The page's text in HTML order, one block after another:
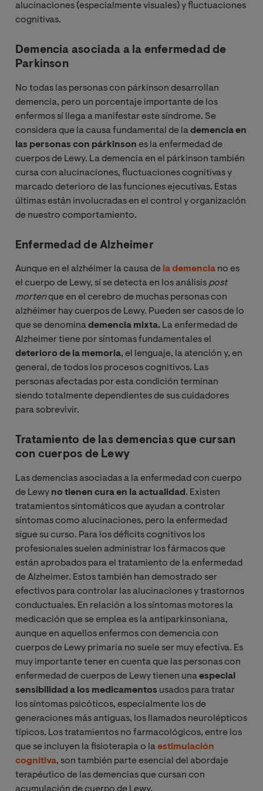
alucinaciones (especialmente visuales) y fluctuaciones
cognitivas.
Demencia asociada a la enfermedad de
Parkinson
No todas las personas con párkinson desarrollan
demencia, pero un porcentaje importante de los
enfermos sí llega a manifestar este síndrome. Se
considera que la causa fundamental de lademencia en
las personas con párkinson es la enfermedad de
cuerpos de Lewy. La demencia en el párkinson también
cursa con alucinaciones, fluctuaciones cognitivas y
marcado deterioro de las funciones ejecutivas. Estas
últimas están involucradas en el control y organización
de nuestro comportamiento.
Enfermedad de Alzheimer
Aunque en el alzhéimer la causa de la demencia no es
el cuerpo de Lewy, sí se detecta en los análisis post
mortenque en el cerebro de muchas personas con
alzhéimer hay cuerpos de Lewy. Pueden ser casos de lo
que se denominademencia mixta. La enfermedad de
Alzheimer tiene por síntomas fundamentales el
deterioro de la memoria, el lenguaje, la atención y, en
general, de todos los procesos cognitivos. Las
personas afectadas por esta condición terminan
siendo totalmente dependientes de sus cuidadores
para sobrevivir.
Tratamiento de las demencias que cursan
con cuerpos de Lewy
Las demencias asociadas a la enfermedad con cuerpo
de Lewy no tienen cura en la actualidad . Existen
tratamientos sintomáticos que ayudan a controlar
síntomas como alucinaciones, pero la enfermedad
sigue su curso. Para los déficits cognitivos los
profesionales suelen administrar los fármacos que
están aprobados para el tratamiento de la enfermedad
de Alzheimer. Estos también han demostrado ser
efectivos para controlar las alucinaciones y trastornos
conductuales. En relación a los síntomas motores la
medicación que se emplea es la antiparkinsoniana,
aunque en aquellos enfermos con demencia con
cuerpos de Lewy primaria no suele ser muy efectiva. Es
muy importante tener en cuenta que las personas con
enfermedad de cuerpos de Lewy tienen unaespecial
sensibilidad a los medicamentos usados para tratar
los síntomas psicóticos, especialmente los de
generaciones más antiguas, los llamados neurolépticos
típicos. Los tratamientos no farmacológicos, entre los
que se incluyen la fisioterapia o laestimulación
cognitiva, son también parte esencial del abordaje
terapéutico de las demencias que cursan con
acumulación de cuerpo de Lewy.